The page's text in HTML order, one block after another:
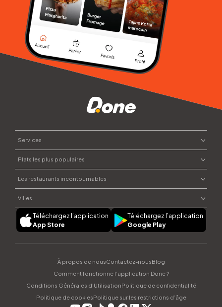
Téléchargez l’application
App Store
Téléchargez l’application
Google Play
Services
Commander un repas
Envoyer des fleurs
Commander du chocolat
Courses à domicile
Offrir un cadeau
Parapharmacie
Plats les plus populaires
Street food
Pâtisseries
Plats syriens
Salades
Les restaurants incontournables
Dar Naji
Sushi House
Villes
Rabat
Agadir
À propos de nousContactez-nousBlog
Comment fonctionne l’application Done ?
Conditions Générales d’UtilisationPolitique de confidentialité
Politique de cookiesPolitique sur les restrictions d’âge